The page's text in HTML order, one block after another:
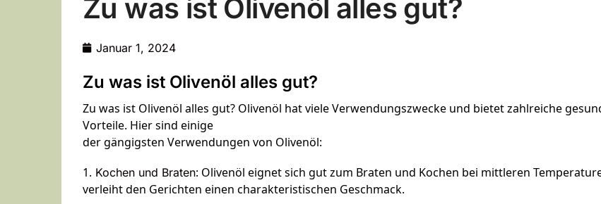
Zu was ist Olivenöl alles gut?
Januar 1, 2024
Zu was ist Olivenöl alles gut?
Zu was ist Olivenöl alles gut? Olivenöl hat viele Verwendungszwecke und bietet zahlreiche
Vorteile. Hier sind einige
der gängigsten Verwendungen von Olivenöl:
1. Kochen und Braten: Olivenöl eignet sich gut zum Braten und Kochen bei mittleren
verleiht den Gerichten einen charakteristischen Geschmack.